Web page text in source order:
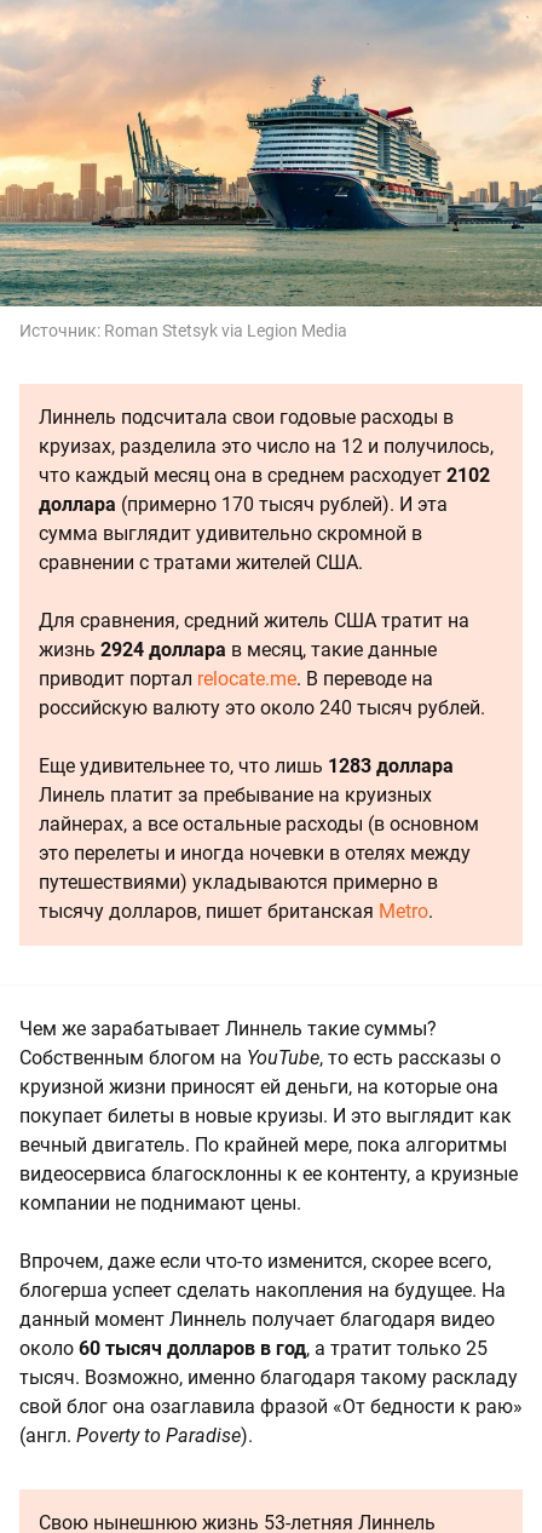
Источник: Roman Stetsyk via Legion Media
Линнель подсчитала свои годовые расходы в
круизах, разделила это число на 12 и получилось,
что каждый месяц она в среднем расходует 2102
доллара (примерно 170 тысяч рублей). И эта
сумма выглядит удивительно скромной в
сравнении с тратами жителей США.
Для сравнения, средний житель США тратит на
жизнь 2924 доллара в месяц, такие данные
приводит портал relocate.me. В переводе на
российскую валюту это около 240 тысяч рублей.
Еще удивительнее то, что лишь 1283 доллара
Линель платит за пребывание на круизных
лайнерах, а все остальные расходы (в основном
это перелеты и иногда ночевки в отелях между
путешествиями) укладываются примерно в
тысячу долларов, пишет британская Metro.
Чем же зарабатывает Линнель такие суммы?
Собственным блогом на YouTube, то есть рассказы о
круизной жизни приносят ей деньги, на которые она
покупает билеты в новые круизы. И это выглядит как
вечный двигатель. По крайней мере, пока алгоритмы
видеосервиса благосклонны к ее контенту, а круизные
компании не поднимают цены.
Впрочем, даже если что-то изменится, скорее всего,
блогерша успеет сделать накопления на будущее. На
данный момент Линнель получает благодаря видео
около 60 тысяч долларов в год, а тратит только 25
тысяч. Возможно, именно благодаря такому раскладу
свой блог она озаглавила фразой «От бедности к раю»
(англ. Poverty to Paradise).
Свою нынешнюю жизнь 53-летняя Линнель